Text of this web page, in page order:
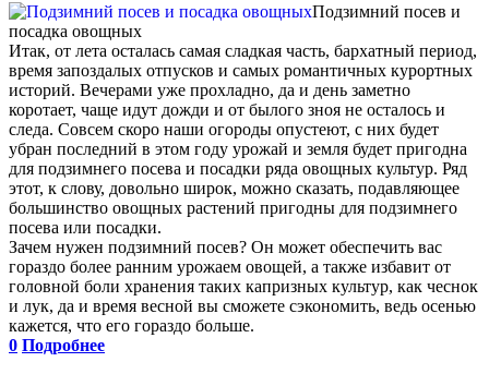
Подзимний посев и
посадка овощных
Итак, от лета осталась самая сладкая часть, бархатный период,
время запоздалых отпусков и самых романтичных курортных
историй. Вечерами уже прохладно, да и день заметно
коротает, чаще идут дожди и от былого зноя не осталось и
следа. Совсем скоро наши огороды опустеют, с них будет
убран последний в этом году урожай и земля будет пригодна
для подзимнего посева и посадки ряда овощных культур. Ряд
этот, к слову, довольно широк, можно сказать, подавляющее
большинство овощных растений пригодны для подзимнего
посева или посадки.
Зачем нужен подзимний посев? Он может обеспечить вас
гораздо более ранним урожаем овощей, а также избавит от
головной боли хранения таких капризных культур, как чеснок
и лук, да и время весной вы сможете сэкономить, ведь осенью
кажется, что его гораздо больше.
0 Подробнее